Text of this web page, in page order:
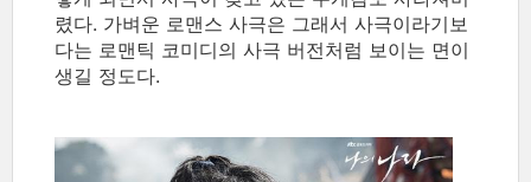
렸다. 가벼운 로맨스 사극은 그래서 사극이라기보
다는 로맨틱 코미디의 사극 버전처럼 보이는 면이
생길 정도다.